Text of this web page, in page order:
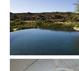
Show larger version